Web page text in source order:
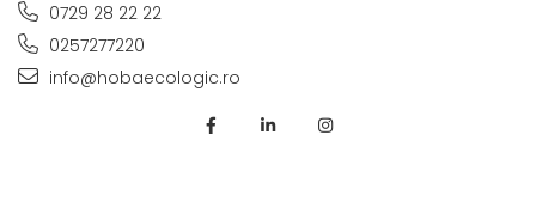
0729 28 22 22
0257277220
info@hobaecologic.ro